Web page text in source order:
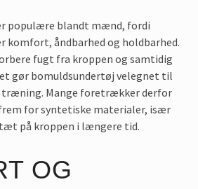
populære blandt mænd, fordi
komfort, åndbarhed og holdbarhed.
fugt fra kroppen og samtidig
gør bomuldsundertøj velegnet til
træning. Mange foretrækker derfor
for syntetiske materialer, især
på kroppen i længere tid.
OG